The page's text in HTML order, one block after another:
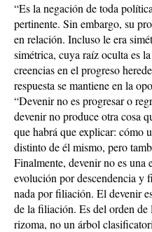
“Es la negación de toda
pertinente. Sin embargo, su
en relación. Incluso le era
simétrica, cuya raíz oculta es
creencias en el progreso
respuesta se mantiene en la
“Devenir no es progresar o
devenir no produce otra cosa
que habrá que explicar: cómo
distinto de él mismo, pero
Finalmente, devenir no es una
evolución por descendencia y
nada por filiación. El devenir
de la filiación. Es del orden
rizoma, no un árbol